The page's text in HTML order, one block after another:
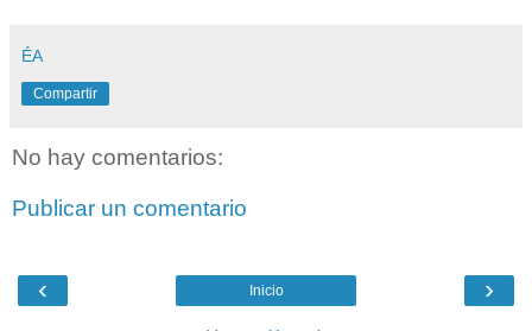
ÉA
Compartir
No hay comentarios:
Publicar un comentario
‹ ›
Inicio